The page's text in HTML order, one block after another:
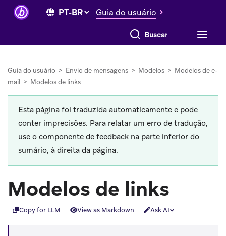
Guia do usuário
Buscar tudo
Guia do usuário > Envio de mensagens > Modelos > Modelos de e-
mail > Modelos de links
Esta página foi traduzida automaticamente e pode
conter imprecisões. Para relatar um erro de tradução,
use o componente de feedback na parte inferior do
sumário, à direita da página.
Modelos de links
Copy for LLM View as Markdown Ask AI